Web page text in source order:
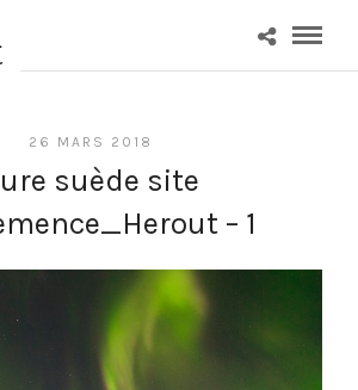
26 MARS 2018
suède site
– 1